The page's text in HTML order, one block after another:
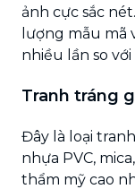
ảnh cực sắc
lượng mẫu mã
nhiều lần so
Tranh tráng
Đây là loại
nhựa PVC,
thẩm mỹ cao